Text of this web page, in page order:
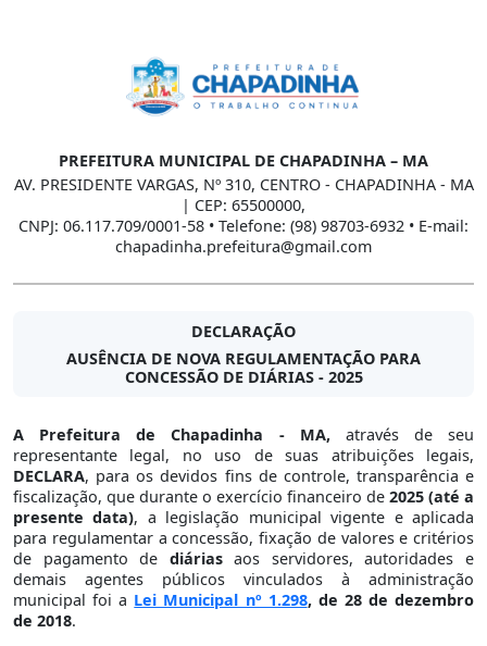
PREFEITURA MUNICIPAL DE CHAPADINHA – MA
AV. PRESIDENTE VARGAS, Nº 310, CENTRO - CHAPADINHA - MA
| CEP: 65500000,
CNPJ: 06.117.709/0001-58 • Telefone: (98) 98703-6932 • E-mail:
chapadinha.prefeitura@gmail.com
DECLARAÇÃO
AUSÊNCIA DE NOVA REGULAMENTAÇÃO PARA
CONCESSÃO DE DIÁRIAS - 2025
A Prefeitura de Chapadinha - MA, através de seu
representante legal, no uso de suas atribuições legais,
DECLARA, para os devidos fins de controle, transparência e
fiscalização, que durante o exercício financeiro de 2025 (até a
presente data), a legislação municipal vigente e aplicada
para regulamentar a concessão, fixação de valores e critérios
de pagamento de diáriasaos servidores, autoridades e
demais agentes públicos vinculados à administração
municipal foi a Lei Municipal nº 1.298, de 28 de dezembro
de 2018.